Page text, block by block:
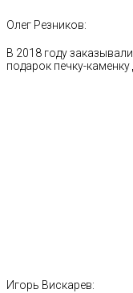
Олег Резников:
В 2018 году
подарок печку-каменку
Игорь Вискарев: